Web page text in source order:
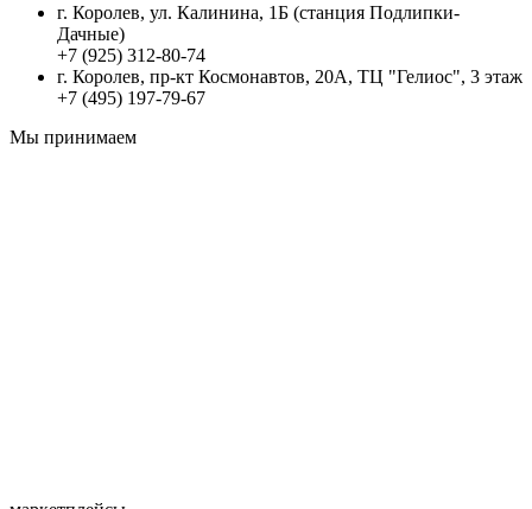
г. Королев, ул. Калинина, 1Б (станция Подлипки-
Дачные)
+7 (925) 312-80-74
г. Королев, пр-кт Космонавтов, 20А, ТЦ "Гелиос", 3 этаж
+7 (495) 197-79-67
Мы принимаем